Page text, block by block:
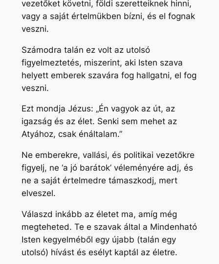
vezetőket követni, földi szeretteiknek hinni,
vagy a saját értelmükben bízni, és el fognak
veszni.
Számodra talán ez volt az utolsó
figyelmeztetés, miszerint, aki Isten szava
helyett emberek szavára fog hallgatni, el fog
veszni.
Ezt mondja Jézus: „Én vagyok az út, az
igazság és az élet. Senki sem mehet az
Atyához, csak énáltalam.”
Ne emberekre, vallási, és politikai vezetőkre
figyelj, ne ‘a jó barátok’ véleményére adj, és
ne a saját értelmedre támaszkodj, mert
elveszel.
Válaszd inkább az életet ma, amíg még
megteheted. Te e szavak által a Mindenható
Isten kegyelméből egy újabb (talán egy
utolsó) hívást és esélyt kaptál az életre.